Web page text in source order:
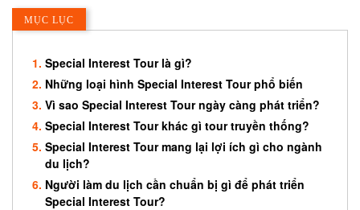
MỤC LỤC
Special Interest Tour là gì?
Những loại hình Special Interest Tour phổ biến
Vì sao Special Interest Tour ngày càng phát triển?
Special Interest Tour khác gì tour truyền thống?
Special Interest Tour mang lại lợi ích gì cho ngành
du lịch?
Người làm du lịch cần chuẩn bị gì để phát triển
Special Interest Tour?